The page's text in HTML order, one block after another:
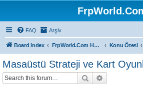
FAQ Arşiv
Board index FrpWorld.Com Hakkında Konu Ötesi
Masaüstü Strateji ve Kart
Search